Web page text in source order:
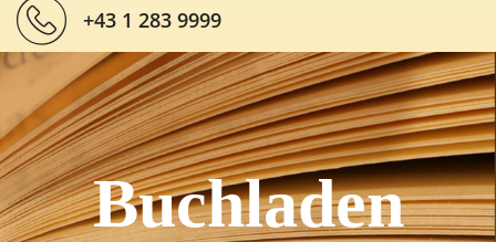
+43 1 283 9999
Buchladen